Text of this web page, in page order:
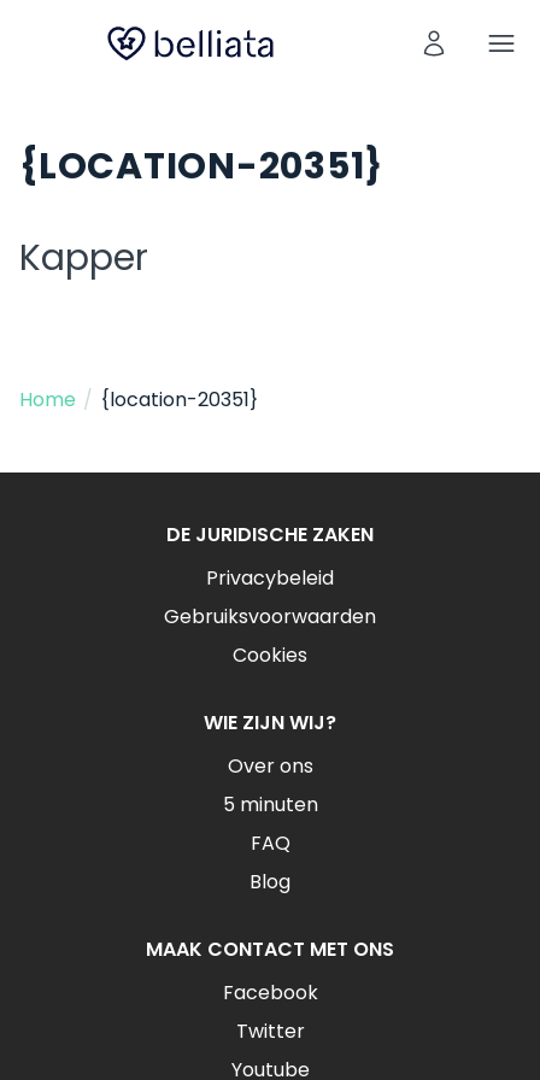
{LOCATION-20351}
Kapper
Home / {location-20351}
DE JURIDISCHE ZAKEN
Privacybeleid
Gebruiksvoorwaarden
Cookies
WIE ZIJN WIJ?
Over ons
5 minuten
FAQ
Blog
MAAK CONTACT MET ONS
Facebook
Twitter
Youtube